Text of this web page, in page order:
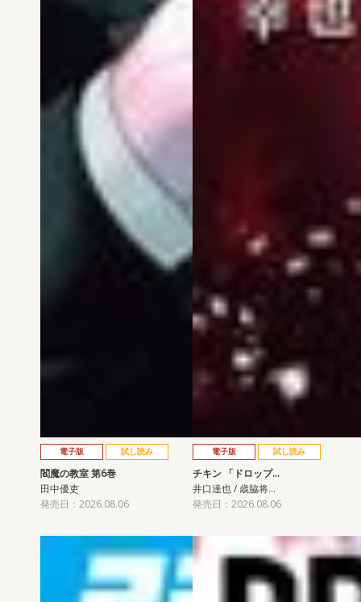
電子版 試し読み
閻魔の教室 第6巻
田中優吏
発売日：2026.08.06
電子版 試し読み
チキン 「ドロップ…
井口達也 / 歳脇将…
発売日：2026.08.06